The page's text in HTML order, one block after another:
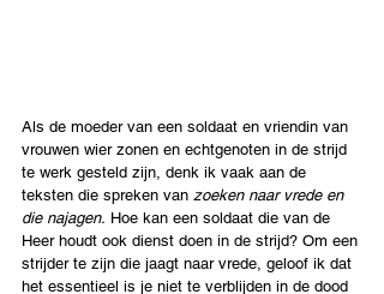
Als de moeder van een soldaat en vriendin van
vrouwen wier zonen en echtgenoten in de strijd
te werk gesteld zijn, denk ik vaak aan de
teksten die spreken van zoeken naar vrede en
die najagen. Hoe kan een soldaat die van de
Heer houdt ook dienst doen in de strijd? Om een
strijder te zijn die jaagt naar vrede, geloof ik dat
het essentieel is je niet te verblijden in de dood